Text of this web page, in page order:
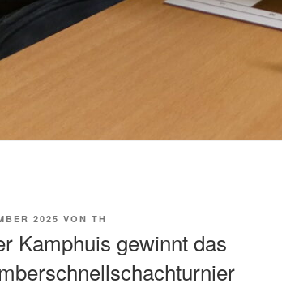
2025 VON TH
Kamphuis gewinnt das